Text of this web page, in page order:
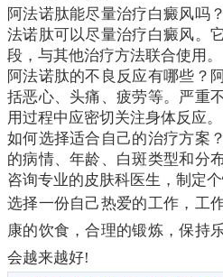
阿法诺肽能尽量治疗白癜风吗
法诺肽可以尽量治疗白癜风。
段，与其他治疗方法联合使用。
阿法诺肽的不良反应有哪些？
括恶心、头痛、疲劳等。严重
用过程中应密切关注身体反应。
如何选择适合自己的治疗方案
的病情、年龄、白斑类型和分
咨询专业的皮肤科医生，制定个
选择一份自己热爱的工作，工
康的饮食，合理的锻炼，保持
会越来越好!